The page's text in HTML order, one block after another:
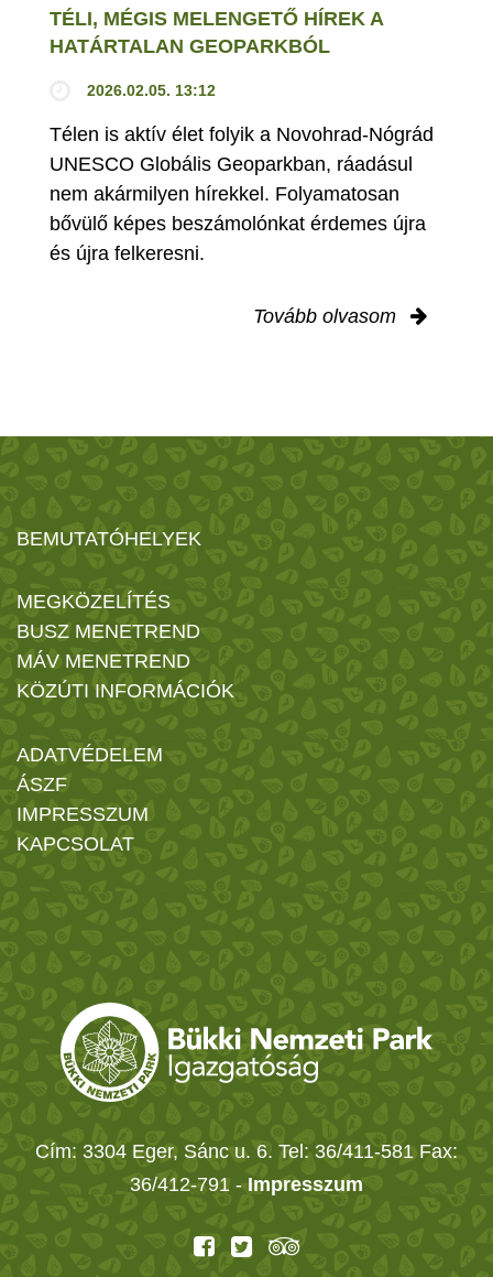
TÉLI, MÉGIS MELENGETŐ HÍREK A
HATÁRTALAN GEOPARKBÓL
2026.02.05. 13:12
Télen is aktív élet folyik a Novohrad-Nógrád
UNESCO Globális Geoparkban, ráadásul
nem akármilyen hírekkel. Folyamatosan
bővülő képes beszámolónkat érdemes újra
és újra felkeresni.
Tovább olvasom
BEMUTATÓHELYEK
MEGKÖZELÍTÉS
BUSZ MENETREND
MÁV MENETREND
KÖZÚTI INFORMÁCIÓK
ADATVÉDELEM
ÁSZF
IMPRESSZUM
KAPCSOLAT
Cím: 3304 Eger, Sánc u. 6. Tel: 36/411-581 Fax:
36/412-791 - Impresszum